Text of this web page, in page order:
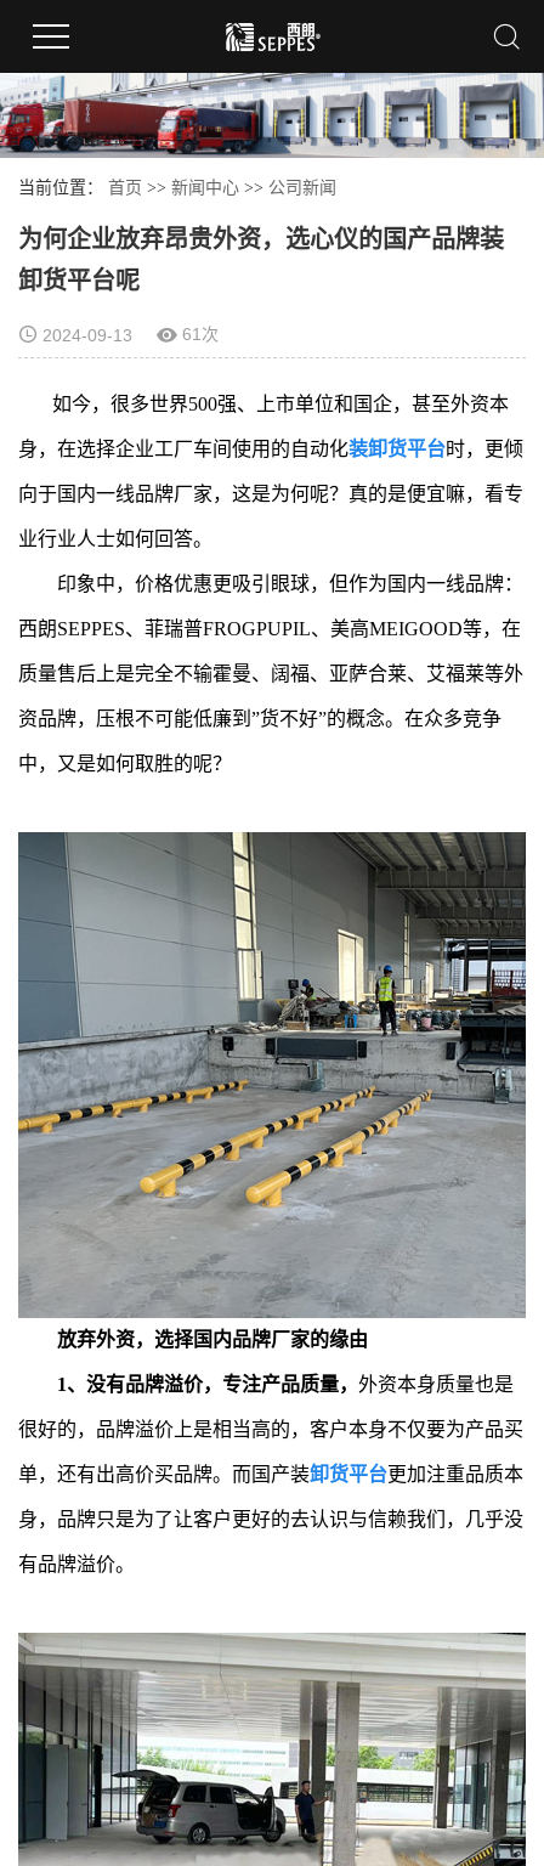
当前位置： 首页 >> 新闻中心 >> 公司新闻
为何企业放弃昂贵外资，选心仪的国产品牌装
卸货平台呢
2024-09-13 61次
如今，很多世界500强、上市单位和国企，甚至外资本
身，在选择企业工厂车间使用的自动化装卸货平台时，更倾
向于国内一线品牌厂家，这是为何呢？真的是便宜嘛，看专
业行业人士如何回答。
印象中，价格优惠更吸引眼球，但作为国内一线品牌：
西朗SEPPES、菲瑞普FROGPUPIL、美高MEIGOOD等，在
质量售后上是完全不输霍曼、阔福、亚萨合莱、艾福莱等外
资品牌，压根不可能低廉到”货不好”的概念。在众多竞争
中，又是如何取胜的呢？
放弃外资，选择国内品牌厂家的缘由
1、没有品牌溢价，专注产品质量， 外资本身质量也是
很好的，品牌溢价上是相当高的，客户本身不仅要为产品买
单，还有出高价买品牌。而国产装卸货平台更加注重品质本
身，品牌只是为了让客户更好的去认识与信赖我们，几乎没
有品牌溢价。